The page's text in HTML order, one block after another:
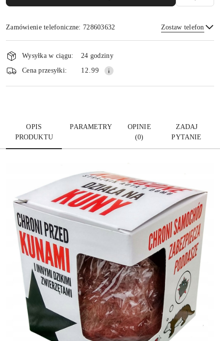
Zamówienie telefoniczne: 728603632 Zostaw telefon
Wyślij
Dostępność
i
dostawa
Wysyłka w ciągu:
24 godziny
Cena przesyłki:
12.99
OPIS
PRODUKTU
PARAMETRY
OPINIE
(0)
ZADAJ
PYTANIE